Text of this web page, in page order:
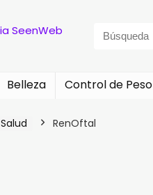
Search
Belleza Control de Peso
Salud RenOftal